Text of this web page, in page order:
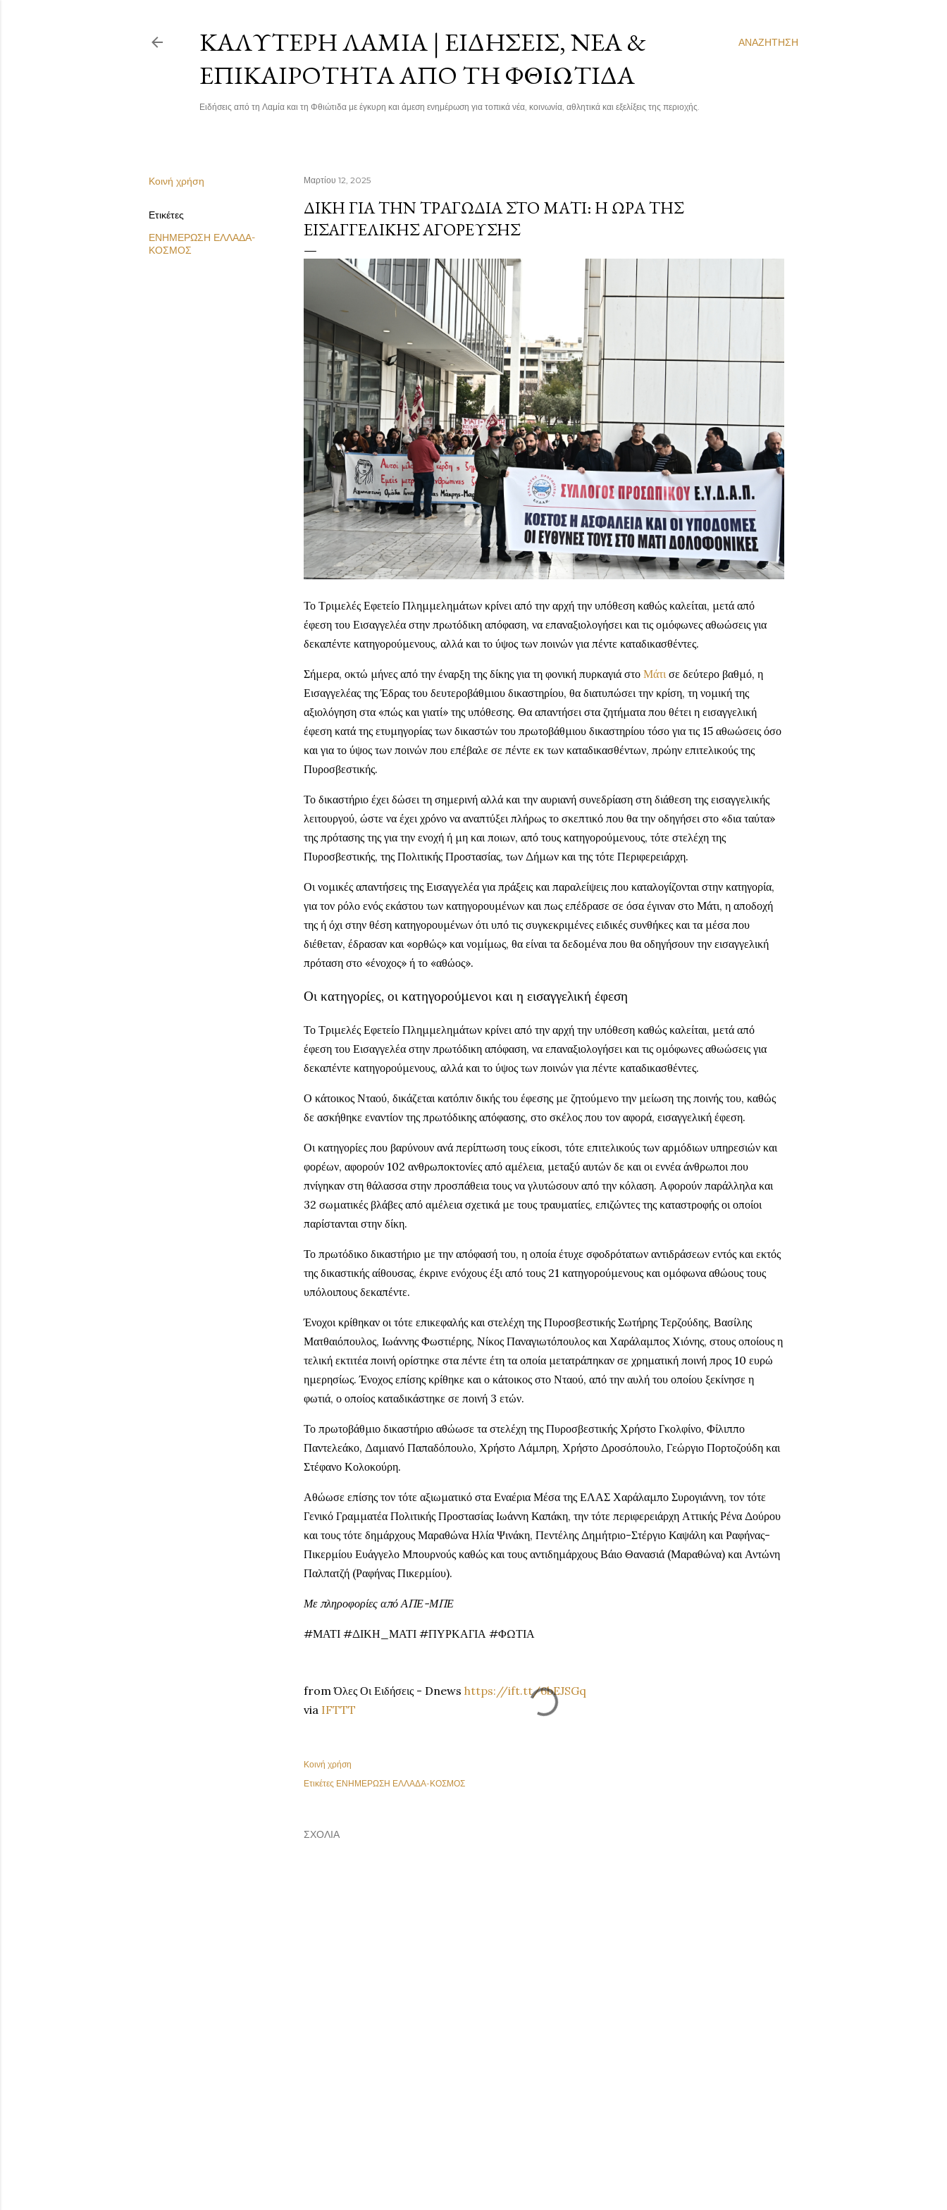
ΑΝΑΖΉΤΗΣΗ
ΚΑΛΎΤΕΡΗ ΛΑΜΊΑ | ΕΙΔΉΣΕΙΣ, ΝΈΑ &
ΕΠΙΚΑΙΡΌΤΗΤΑ ΑΠΌ ΤΗ ΦΘΙΏΤΙΔΑ
Ειδήσεις από τη Λαμία και τη Φθιώτιδα με έγκυρη και άμεση ενημέρωση για τοπικά νέα, κοινωνία, αθλητικά και εξελίξεις της περιοχής.
Κοινή χρήση
Ετικέτες
ΕΝΗΜΕΡΩΣΗ ΕΛΛΑΔΑ-
ΚΟΣΜΟΣ
Μαρτίου 12, 2025
ΔΊΚΗ ΓΙΑ ΤΗΝ ΤΡΑΓΩΔΊΑ ΣΤΟ ΜΆΤΙ: Η ΏΡΑ ΤΗΣ
ΕΙΣΑΓΓΕΛΙΚΉΣ ΑΓΌΡΕΥΣΗΣ
Το Τριμελές Εφετείο Πλημμελημάτων κρίνει από την αρχή την υπόθεση καθώς καλείται, μετά από
έφεση του Εισαγγελέα στην πρωτόδικη απόφαση, να επαναξιολογήσει και τις ομόφωνες αθωώσεις για
δεκαπέντε κατηγορούμενους, αλλά και το ύψος των ποινών για πέντε καταδικασθέντες.
Σήμερα, οκτώ μήνες από την έναρξη της δίκης για τη φονική πυρκαγιά στο Μάτι σε δεύτερο βαθμό, η
Εισαγγελέας της Έδρας του δευτεροβάθμιου δικαστηρίου, θα διατυπώσει την κρίση, τη νομική της
αξιολόγηση στα «πώς και γιατί» της υπόθεσης. Θα απαντήσει στα ζητήματα που θέτει η εισαγγελική
έφεση κατά της ετυμηγορίας των δικαστών του πρωτοβάθμιου δικαστηρίου τόσο για τις 15 αθωώσεις όσο
και για το ύψος των ποινών που επέβαλε σε πέντε εκ των καταδικασθέντων, πρώην επιτελικούς της
Πυροσβεστικής.
Το δικαστήριο έχει δώσει τη σημερινή αλλά και την αυριανή συνεδρίαση στη διάθεση της εισαγγελικής
λειτουργού, ώστε να έχει χρόνο να αναπτύξει πλήρως το σκεπτικό που θα την οδηγήσει στο «δια ταύτα»
της πρότασης της για την ενοχή ή μη και ποιων, από τους κατηγορούμενους, τότε στελέχη της
Πυροσβεστικής, της Πολιτικής Προστασίας, των Δήμων και της τότε Περιφερειάρχη.
Οι νομικές απαντήσεις της Εισαγγελέα για πράξεις και παραλείψεις που καταλογίζονται στην κατηγορία,
για τον ρόλο ενός εκάστου των κατηγορουμένων και πως επέδρασε σε όσα έγιναν στο Μάτι, η αποδοχή
της ή όχι στην θέση κατηγορουμένων ότι υπό τις συγκεκριμένες ειδικές συνθήκες και τα μέσα που
διέθεταν, έδρασαν και «ορθώς» και νομίμως, θα είναι τα δεδομένα που θα οδηγήσουν την εισαγγελική
πρόταση στο «ένοχος» ή το «αθώος».
Οι κατηγορίες, οι κατηγορούμενοι και η εισαγγελική έφεση
Το Τριμελές Εφετείο Πλημμελημάτων κρίνει από την αρχή την υπόθεση καθώς καλείται, μετά από
έφεση του Εισαγγελέα στην πρωτόδικη απόφαση, να επαναξιολογήσει και τις ομόφωνες αθωώσεις για
δεκαπέντε κατηγορούμενους, αλλά και το ύψος των ποινών για πέντε καταδικασθέντες.
Ο κάτοικος Νταού, δικάζεται κατόπιν δικής του έφεσης με ζητούμενο την μείωση της ποινής του, καθώς
δε ασκήθηκε εναντίον της πρωτόδικης απόφασης, στο σκέλος που τον αφορά, εισαγγελική έφεση.
Οι κατηγορίες που βαρύνουν ανά περίπτωση τους είκοσι, τότε επιτελικούς των αρμόδιων υπηρεσιών και
φορέων, αφορούν 102 ανθρωποκτονίες από αμέλεια, μεταξύ αυτών δε και οι εννέα άνθρωποι που
πνίγηκαν στη θάλασσα στην προσπάθεια τους να γλυτώσουν από την κόλαση. Αφορούν παράλληλα και
32 σωματικές βλάβες από αμέλεια σχετικά με τους τραυματίες, επιζώντες της καταστροφής οι οποίοι
παρίστανται στην δίκη.
Το πρωτόδικο δικαστήριο με την απόφασή του, η οποία έτυχε σφοδρότατων αντιδράσεων εντός και εκτός
της δικαστικής αίθουσας, έκρινε ενόχους έξι από τους 21 κατηγορούμενους και ομόφωνα αθώους τους
υπόλοιπους δεκαπέντε.
Ένοχοι κρίθηκαν οι τότε επικεφαλής και στελέχη της Πυροσβεστικής Σωτήρης Τερζούδης, Βασίλης
Ματθαιόπουλος, Ιωάννης Φωστιέρης, Νίκος Παναγιωτόπουλος και Χαράλαμπος Χιόνης, στους οποίους η
τελική εκτιτέα ποινή ορίστηκε στα πέντε έτη τα οποία μετατράπηκαν σε χρηματική ποινή προς 10 ευρώ
ημερησίως. Ένοχος επίσης κρίθηκε και ο κάτοικος στο Νταού, από την αυλή του οποίου ξεκίνησε η
φωτιά, ο οποίος καταδικάστηκε σε ποινή 3 ετών.
Το πρωτοβάθμιο δικαστήριο αθώωσε τα στελέχη της Πυροσβεστικής Χρήστο Γκολφίνο, Φίλιππο
Παντελεάκο, Δαμιανό Παπαδόπουλο, Χρήστο Λάμπρη, Χρήστο Δροσόπουλο, Γεώργιο Πορτοζούδη και
Στέφανο Κολοκούρη.
Αθώωσε επίσης τον τότε αξιωματικό στα Εναέρια Μέσα της ΕΛΑΣ Χαράλαμπο Συρογιάννη, τον τότε
Γενικό Γραμματέα Πολιτικής Προστασίας Ιωάννη Καπάκη, την τότε περιφερειάρχη Αττικής Ρένα Δούρου
και τους τότε δημάρχους Μαραθώνα Ηλία Ψινάκη, Πεντέλης Δημήτριο-Στέργιο Καψάλη και Ραφήνας-
Πικερμίου Ευάγγελο Μπουρνούς καθώς και τους αντιδημάρχους Βάιο Θανασιά (Μαραθώνα) και Αντώνη
Παλπατζή (Ραφήνας Πικερμίου).
Με πληροφορίες από ΑΠΕ-ΜΠΕ
#ΜΑΤΙ #ΔΙΚΗ_ΜΑΤΙ #ΠΥΡΚΑΓΙΑ #ΦΩΤΙΑ
from Όλες Οι Ειδήσεις - Dnews https://ift.tt/6bEJSGq
via IFTTT
Κοινή χρήση
Ετικέτες ΕΝΗΜΕΡΩΣΗ ΕΛΛΑΔΑ-ΚΟΣΜΟΣ
ΣΧΌΛΙΑ